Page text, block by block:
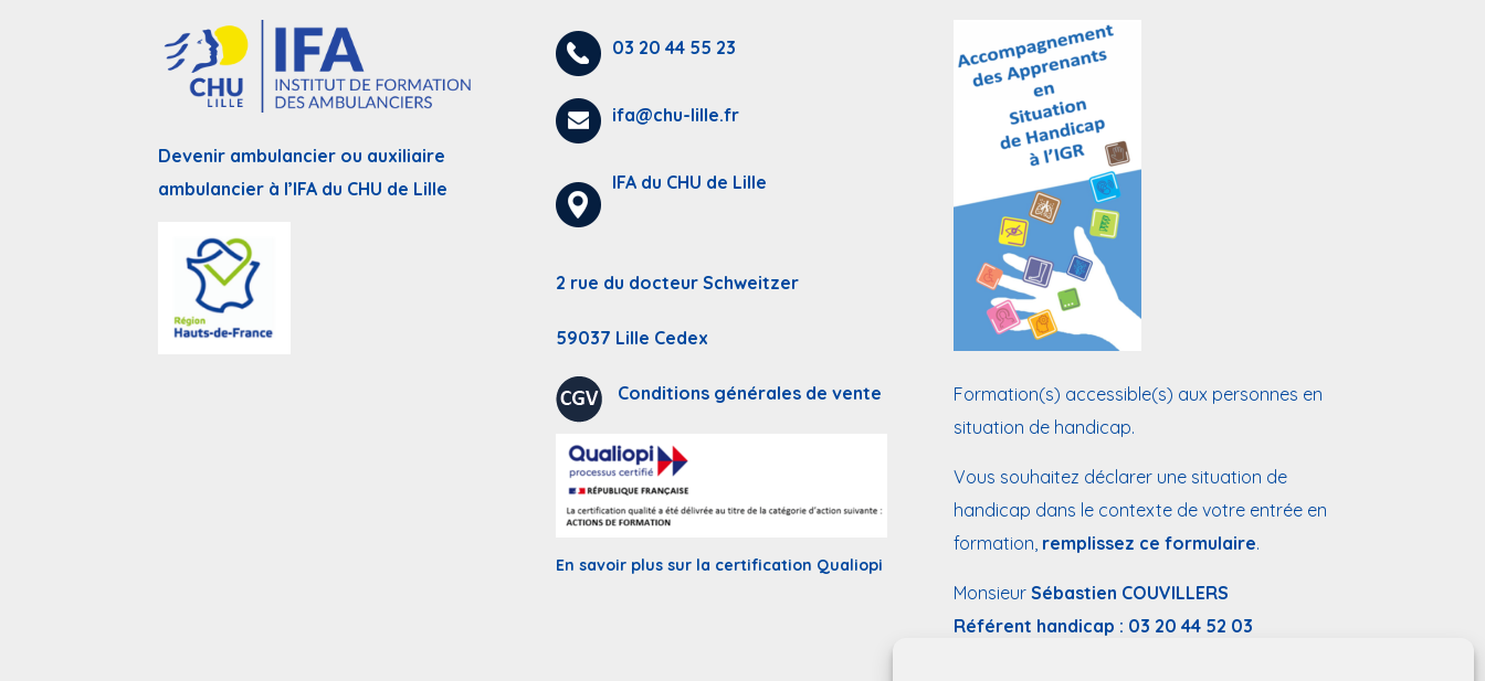
Devenir ambulancier ou auxiliaire
ambulancier à l’IFA du CHU de Lille
03 20 44 55 23
ifa@chu-lille.fr
IFA du CHU de Lille
2 rue du docteur Schweitzer
59037 Lille Cedex
Conditions générales de vente
En savoir plus sur la certification Qualiopi
Formation(s) accessible(s) aux personnes en
situation de handicap.
Vous souhaitez déclarer une situation de
handicap dans le contexte de votre entrée en
formation, remplissez ce formulaire.
Monsieur Sébastien COUVILLERS
Référent handicap : 03 20 44 52 03